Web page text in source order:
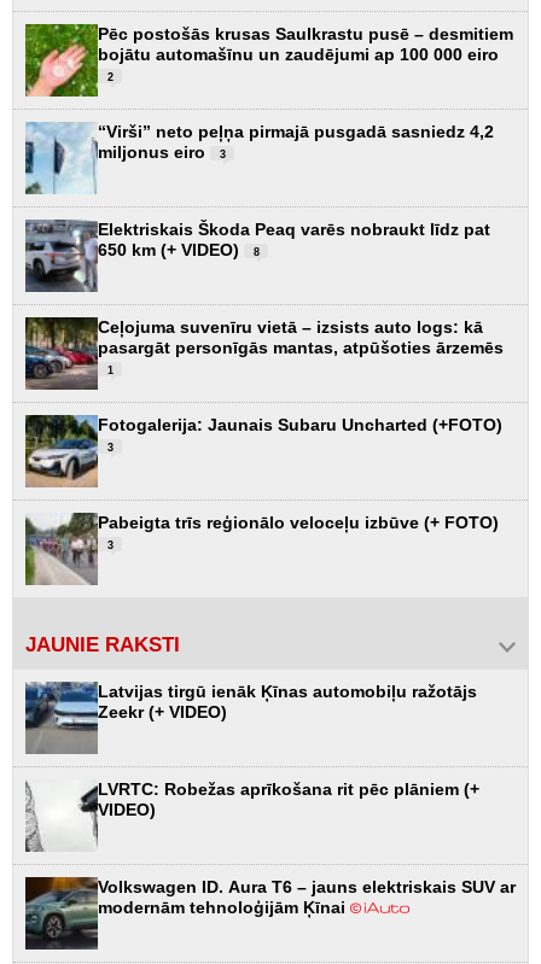
Pēc postošās krusas Saulkrastu pusē – desmitiem
bojātu automašīnu un zaudējumi ap 100 000 eiro
2
“Virši” neto peļņa pirmajā pusgadā sasniedz 4,2
miljonus eiro
3
Elektriskais Škoda Peaq varēs nobraukt līdz pat
650 km (+ VIDEO)
8
Ceļojuma suvenīru vietā – izsists auto logs: kā
pasargāt personīgās mantas, atpūšoties ārzemēs
1
Fotogalerija: Jaunais Subaru Uncharted (+FOTO)
3
Pabeigta trīs reģionālo veloceļu izbūve (+ FOTO)
3
JAUNIE RAKSTI
Latvijas tirgū ienāk Ķīnas automobiļu ražotājs
Zeekr (+ VIDEO)
LVRTC: Robežas aprīkošana rit pēc plāniem (+
VIDEO)
Volkswagen ID. Aura T6 – jauns elektriskais SUV ar
modernām tehnoloģijām Ķīnai